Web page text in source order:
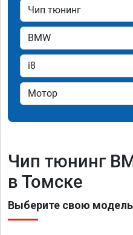
Чип тюнинг
в Томске
Выберите свою